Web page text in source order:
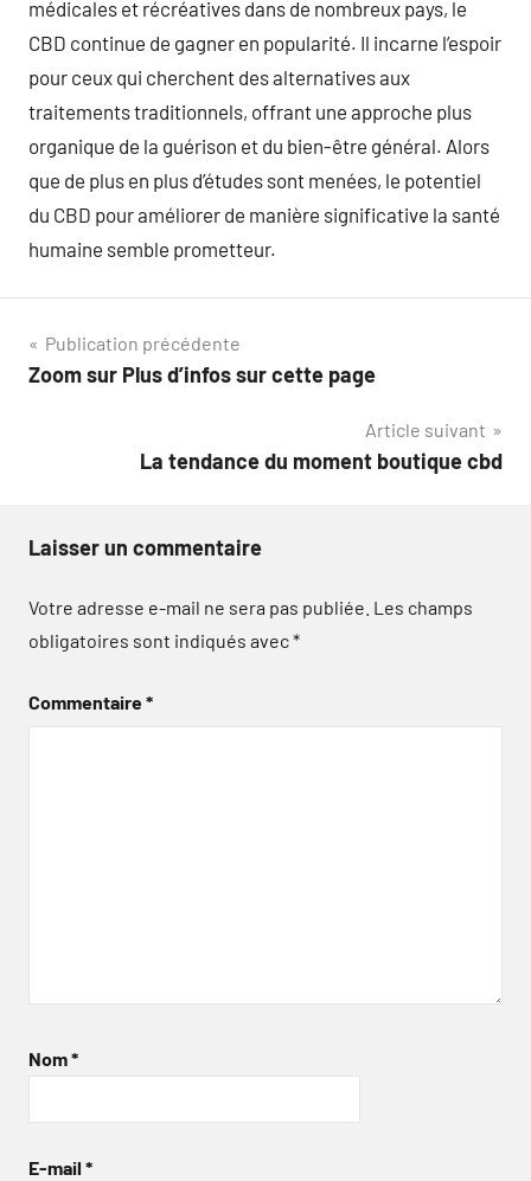
médicales et récréatives dans de nombreux pays, le
CBD continue de gagner en popularité. Il incarne l’espoir
pour ceux qui cherchent des alternatives aux
traitements traditionnels, offrant une approche plus
organique de la guérison et du bien-être général. Alors
que de plus en plus d’études sont menées, le potentiel
du CBD pour améliorer de manière significative la santé
humaine semble prometteur.
Navigation
de
Publication précédente
Zoom sur Plus d’infos sur cette page
Article suivant
La tendance du moment boutique cbd
Laisser un commentaire
Votre adresse e-mail ne sera pas publiée. Les champs
obligatoires sont indiqués avec*
Commentaire*
Nom*
E-mail *